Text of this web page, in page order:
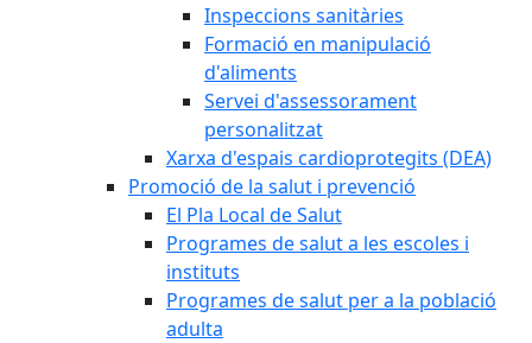
Inspeccions sanitàries
Formació en manipulació
d'aliments
Servei d'assessorament
personalitzat
Xarxa d'espais cardioprotegits (DEA)
Promoció de la salut i prevenció
El Pla Local de Salut
Programes de salut a les escoles i
instituts
Programes de salut per a la població
adulta